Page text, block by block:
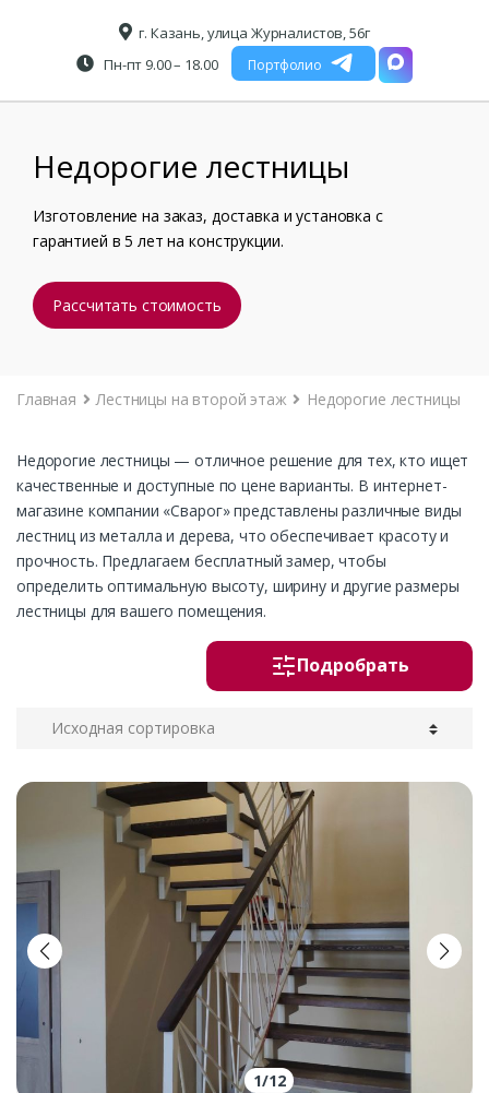
г. Казань, улица Журналистов, 56г
Пн-пт 9.00 – 18.00
Портфолио
Недорогие лестницы
Изготовление на заказ, доставка и установка с
гарантией в 5 лет на конструкции.
Рассчитать стоимость
Главная Лестницы на второй этаж Недорогие лестницы
Недорогие лестницы — отличное решение для тех, кто ищет
качественные и доступные по цене варианты. В интернет-
магазине компании «Сварог» представлены различные виды
лестниц из металла и дерева, что обеспечивает красоту и
прочность. Предлагаем бесплатный замер, чтобы
определить оптимальную высоту, ширину и другие размеры
лестницы для вашего помещения.
Подробрать
1/12